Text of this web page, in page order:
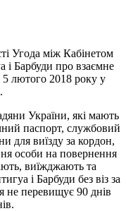
Угода між Кабінетом
і Барбуди про взаємне
5 лютого 2018 року у
України, які мають
паспорт, службовий
для виїзду за кордон,
особи на повернення
виїжджають та
і Барбуди без віз за
не перевищує 90 днів